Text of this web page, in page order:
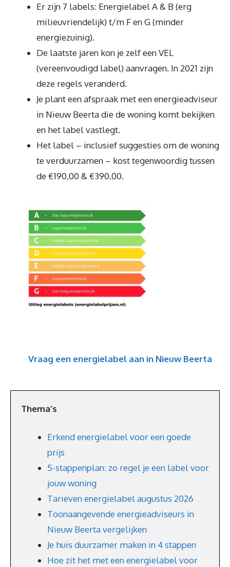
Er zijn 7 labels: Energielabel A & B (erg
milieuvriendelijk) t/m F en G (minder
energiezuinig).
De laatste jaren kon je zelf een VEL
(vereenvoudigd label) aanvragen. In 2021 zijn
deze regels veranderd.
Je plant een afspraak met een energieadviseur
in Nieuw Beerta die de woning komt bekijken
en het label vastlegt.
Het label – inclusief suggesties om de woning
te verduurzamen – kost tegenwoordig tussen
de €190,00 & €390,00.
Vraag een energielabel aan in Nieuw Beerta
Thema’s
Erkend energielabel voor een goede
prijs
5-stappenplan: zo regel je een label voor
jouw woning
Tarieven energielabel augustus 2026
Toonaangevende energieadviseurs in
Nieuw Beerta vergelijken
Je huis duurzamer maken in 4 stappen
Hoe zit het met een energielabel voor